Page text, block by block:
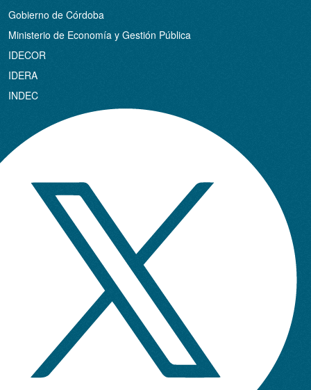
Gobierno de Córdoba
Ministerio de Economía y Gestión Pública
IDECOR
IDERA
INDEC